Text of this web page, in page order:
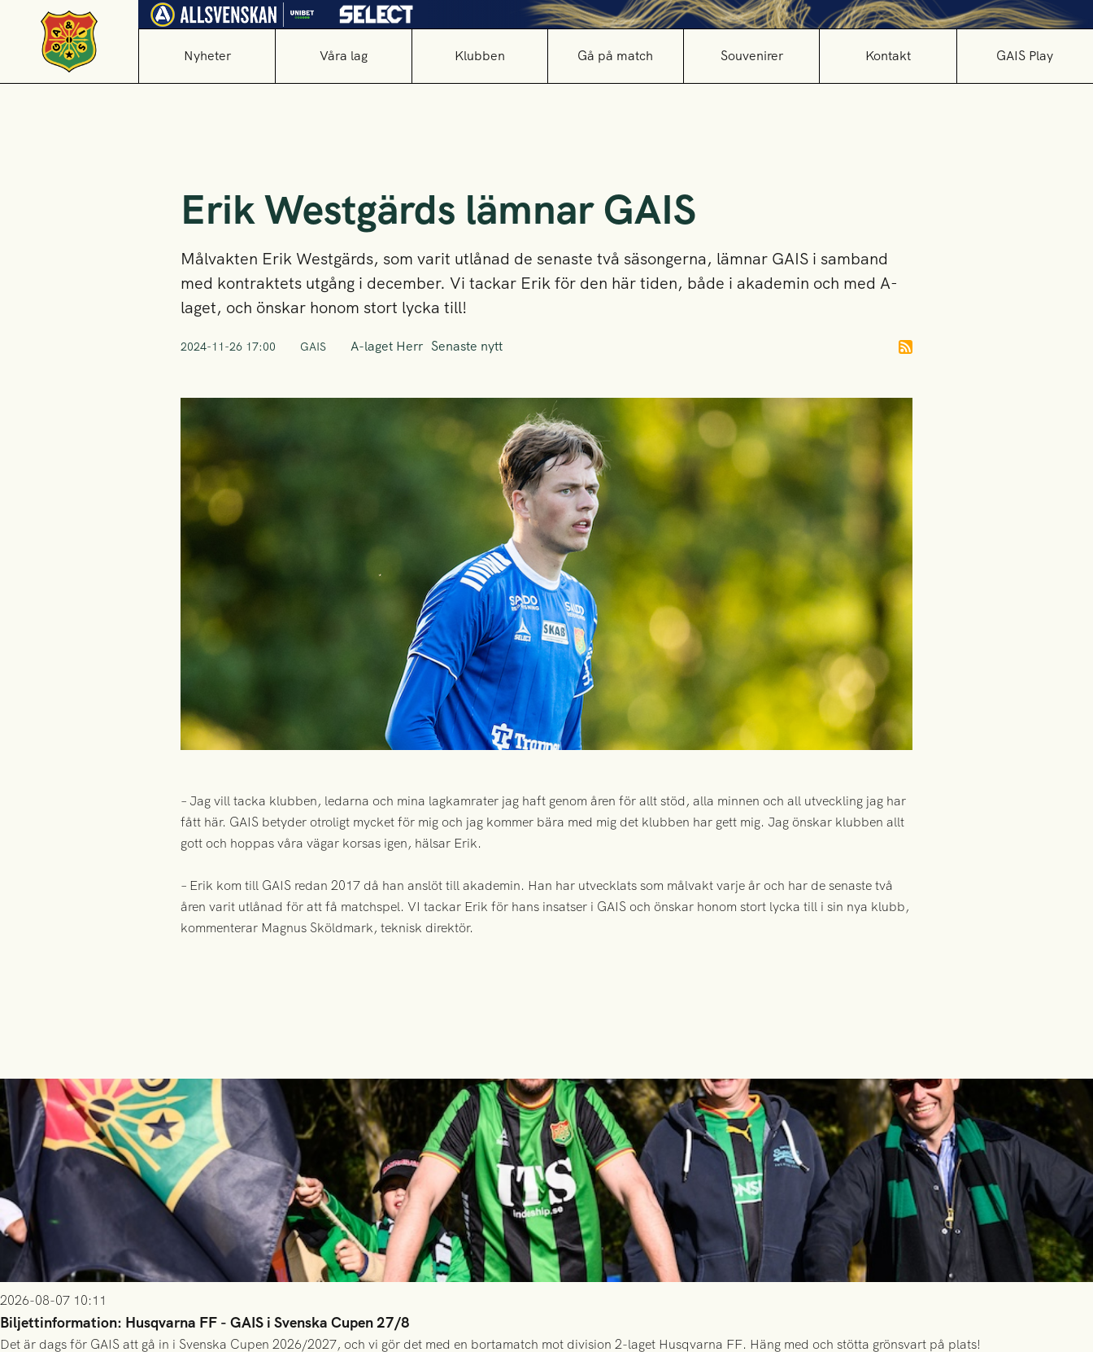
Nyheter Våra lag Klubben Gå på match Souvenirer Kontakt GAIS Play
Erik Westgärds lämnar GAIS
Målvakten Erik Westgärds, som varit utlånad de senaste två säsongerna, lämnar GAIS i samband
med kontraktets utgång i december. Vi tackar Erik för den här tiden, både i akademin och med A-
laget, och önskar honom stort lycka till!
2024-11-26 17:00 GAIS A-laget Herr Senaste nytt
– Jag vill tacka klubben, ledarna och mina lagkamrater jag haft genom åren för allt stöd, alla minnen och all utveckling jag har
fått här. GAIS betyder otroligt mycket för mig och jag kommer bära med mig det klubben har gett mig. Jag önskar klubben allt
gott och hoppas våra vägar korsas igen, hälsar Erik.
– Erik kom till GAIS redan 2017 då han anslöt till akademin. Han har utvecklats som målvakt varje år och har de senaste två
åren varit utlånad för att få matchspel. VI tackar Erik för hans insatser i GAIS och önskar honom stort lycka till i sin nya klubb,
kommenterar Magnus Sköldmark, teknisk direktör.
2026-08-07 10:11
Biljettinformation: Husqvarna FF - GAIS i Svenska Cupen 27/8
Det är dags för GAIS att gå in i Svenska Cupen 2026/2027, och vi gör det med en bortamatch mot division 2-laget Husqvarna FF. Häng med och stötta grönsvart på plats!